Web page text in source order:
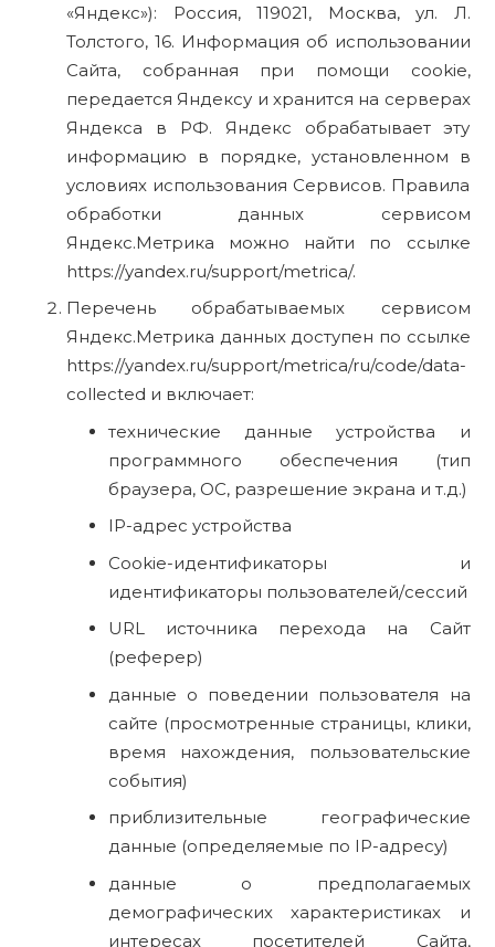
«Яндекс»): Россия, 119021, Москва, ул. Л.
Толстого, 16. Информация об использовании
Сайта, собранная при помощи cookie,
передается Яндексу и хранится на серверах
Яндекса в РФ. Яндекс обрабатывает эту
информацию в порядке, установленном в
условиях использования Сервисов. Правила
обработки данных сервисом
Яндекс.Метрика можно найти по ссылке
https://yandex.ru/support/metrica/.
Перечень обрабатываемых сервисом
Яндекс.Метрика данных доступен по ссылке
https://yandex.ru/support/metrica/ru/code/data-
collected и включает:
технические данные устройства и
программного обеспечения (тип
браузера, ОС, разрешение экрана и т.д.)
IP-адрес устройства
Cookie-идентификаторы и
идентификаторы пользователей/сессий
URL источника перехода на Сайт
(реферер)
данные о поведении пользователя на
сайте (просмотренные страницы, клики,
время нахождения, пользовательские
события)
приблизительные географические
данные (определяемые по IP-адресу)
данные о предполагаемых
демографических характеристиках и
интересах посетителей Сайта,